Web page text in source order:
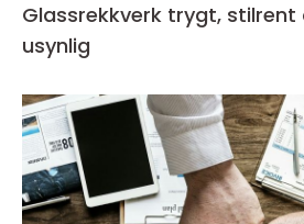
Glassrekkverk trygt, stilrent og nesten
usynlig